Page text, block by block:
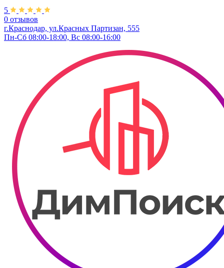
5
0 отзывов
г.Краснодар, ул.Красных Партизан, 555
Пн-Сб 08:00-18:00, Вс 08:00-16:00